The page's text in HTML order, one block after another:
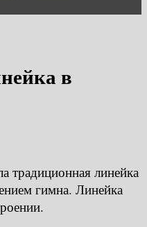
в
традиционная линейка
гимна. Линейка